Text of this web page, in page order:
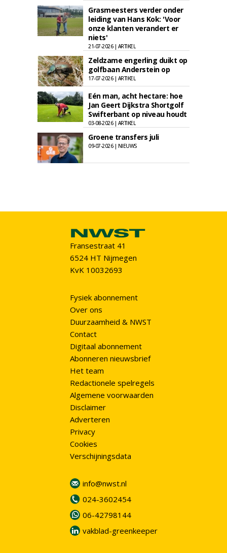
Grasmeesters verder onder
leiding van Hans Kok: 'Voor
onze klanten verandert er
niets'
21-07-2026 | ARTIKEL
Zeldzame engerling duikt op
golfbaan Anderstein op
17-07-2026 | ARTIKEL
Eén man, acht hectare: hoe
Jan Geert Dijkstra Shortgolf
Swifterbant op niveau houdt
03-08-2026 | ARTIKEL
Groene transfers juli
09-07-2026 | NIEUWS
Fransestraat 41
6524 HT Nijmegen
KvK 10032693
Fysiek abonnement
Over ons
Duurzaamheid & NWST
Contact
Digitaal abonnement
Abonneren nieuwsbrief
Het team
Redactionele spelregels
Algemene voorwaarden
Disclaimer
Adverteren
Privacy
Cookies
Verschijningsdata
info@nwst.nl
024-3602454
06-42798144
vakblad-greenkeeper